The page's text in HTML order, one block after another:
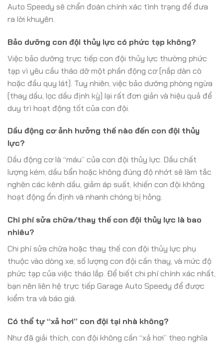
Auto Speedy sẽ chẩn đoán chính xác tình trạng để đưa
ra lời khuyên.
Bảo dưỡng con đội thủy lực có phức tạp không?
Việc bảo dưỡng trực tiếp con đội thủy lực thường phức
tạp vì yêu cầu tháo dỡ một phần động cơ (nắp dàn cò
hoặc đầu quy lát). Tuy nhiên, việc bảo dưỡng phòng ngừa
(thay dầu, lọc dầu định kỳ) lại rất đơn giản và hiệu quả để
duy trì hoạt động tốt của con đội.
Dầu động cơ ảnh hưởng thế nào đến con đội thủy
lực?
Dầu động cơ là “máu” của con đội thủy lực. Dầu chất
lượng kém, dầu bẩn hoặc không đúng độ nhớt sẽ làm tắc
nghẽn các kênh dầu, giảm áp suất, khiến con đội không
hoạt động ổn định và nhanh chóng bị hỏng.
Chi phí sửa chữa/thay thế con đội thủy lực là bao
nhiêu?
Chi phí sửa chữa hoặc thay thế con đội thủy lực phụ
thuộc vào dòng xe, số lượng con đội cần thay, và mức độ
phức tạp của việc tháo lắp. Để biết chi phí chính xác nhất,
bạn nên liên hệ trực tiếp Garage Auto Speedy để được
kiểm tra và báo giá.
Có thể tự “xả hơi” con đội tại nhà không?
Như đã giải thích, con đội không cần “xả hơi” theo nghĩa